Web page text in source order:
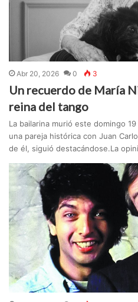
Abr 20, 2026 0 3
Un recuerdo de María
reina del tango
La bailarina murió este domingo
una pareja histórica con Juan
de él, siguió destacándose.La